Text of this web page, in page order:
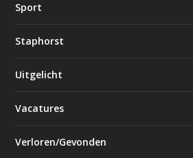
Sport
Staphorst
Uitgelicht
Vacatures
Verloren/Gevonden